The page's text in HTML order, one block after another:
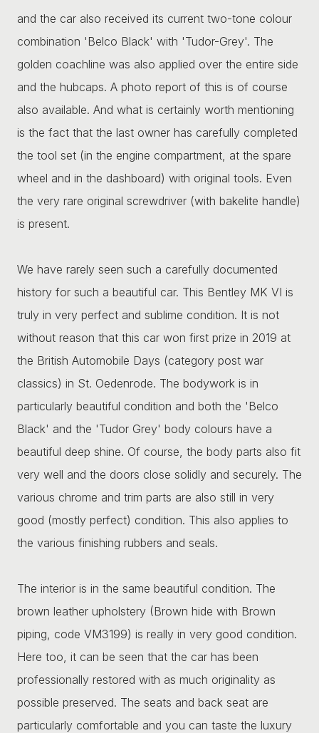
and the car also received its current two-tone colour
combination 'Belco Black' with 'Tudor-Grey'. The
golden coachline was also applied over the entire side
and the hubcaps. A photo report of this is of course
also available. And what is certainly worth mentioning
is the fact that the last owner has carefully completed
the tool set (in the engine compartment, at the spare
wheel and in the dashboard) with original tools. Even
the very rare original screwdriver (with bakelite handle)
is present.
We have rarely seen such a carefully documented
history for such a beautiful car. This Bentley MK VI is
truly in very perfect and sublime condition. It is not
without reason that this car won first prize in 2019 at
the British Automobile Days (category post war
classics) in St. Oedenrode. The bodywork is in
particularly beautiful condition and both the 'Belco
Black' and the 'Tudor Grey' body colours have a
beautiful deep shine. Of course, the body parts also fit
very well and the doors close solidly and securely. The
various chrome and trim parts are also still in very
good (mostly perfect) condition. This also applies to
the various finishing rubbers and seals.
The interior is in the same beautiful condition. The
brown leather upholstery (Brown hide with Brown
piping, code VM3199) is really in very good condition.
Here too, it can be seen that the car has been
professionally restored with as much originality as
possible preserved. The seats and back seat are
particularly comfortable and you can taste the luxury